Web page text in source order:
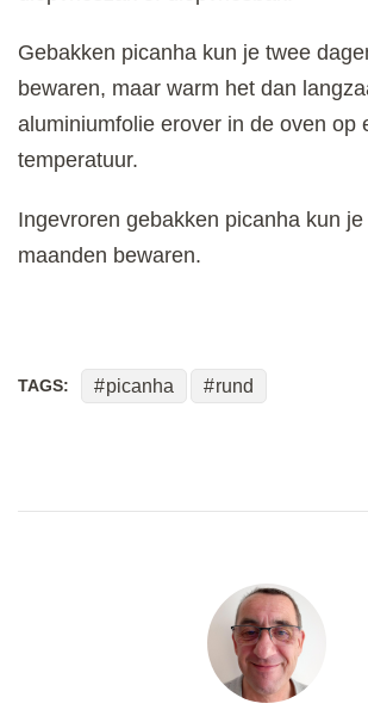
Gebakken picanha kun je twee
bewaren, maar warm het dan
aluminiumfolie erover in de oven op
temperatuur.
Ingevroren gebakken picanha kun
maanden bewaren.
TAGS: picanha rund